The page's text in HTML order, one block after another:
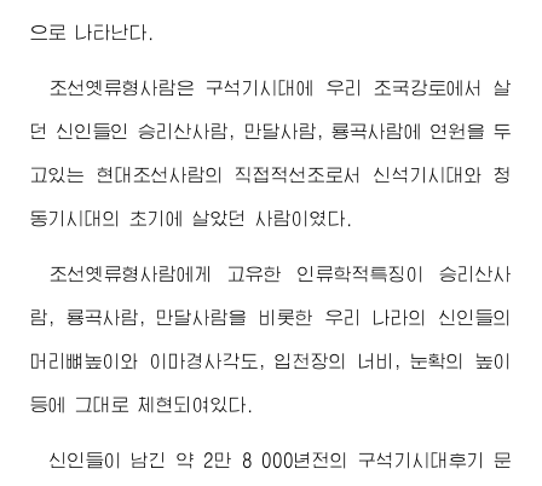
으로 나타난다.
조선옛류형사람은 구석기시대에 우리 조국강토에서 살
던 신인들인 승리산사람, 만달사람, 룡곡사람에 연원을 두
고있는 현대조선사람의 직접적선조로서 신석기시대와 청
동기시대의 초기에 살았던 사람이였다.
조선옛류형사람에게 고유한 인류학적특징이 승리산사
람, 룡곡사람, 만달사람을 비롯한 우리 나라의 신인들의
머리뼈높이와 이마경사각도, 입천장의 너비, 눈확의 높이
등에 그대로 체현되여있다.
신인들이 남긴 약 2만 8 000년전의 구석기시대후기 문